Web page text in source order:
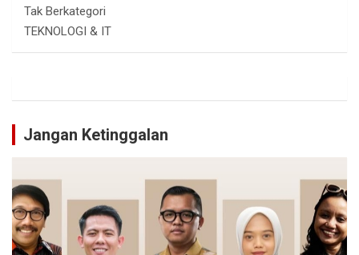
Tak Berkategori
TEKNOLOGI & IT
Jangan Ketinggalan